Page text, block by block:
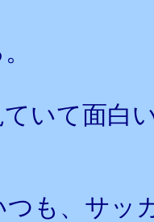
いて面白
も、サッ